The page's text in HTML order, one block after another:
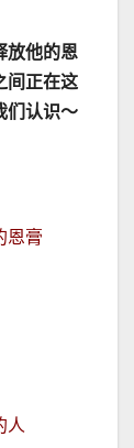
放他的恩
间正在这
们认识～
恩膏
人